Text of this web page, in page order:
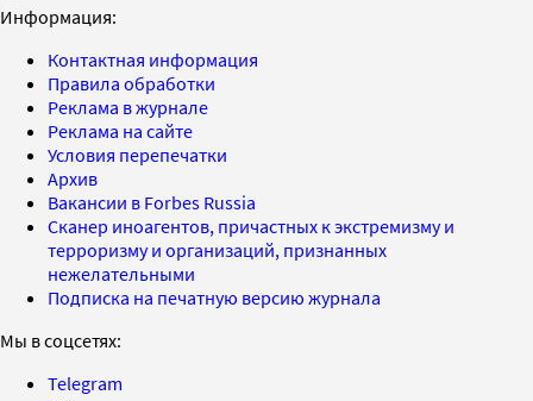
Информация:
Контактная информация
Правила обработки
Реклама в журнале
Реклама на сайте
Условия перепечатки
Архив
Вакансии в Forbes Russia
Сканер иноагентов, причастных к экстремизму и
терроризму и организаций, признанных
нежелательными
Подписка на печатную версию журнала
Мы в соцсетях:
Telegram